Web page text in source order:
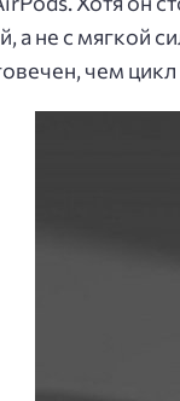
а не с мягкой
чем